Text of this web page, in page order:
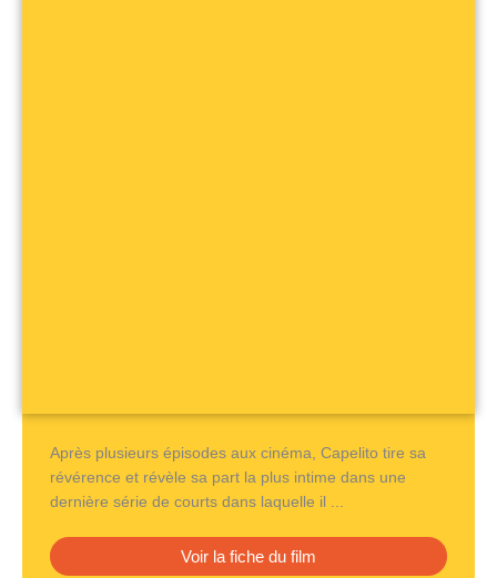
Après plusieurs épisodes aux cinéma, Capelito tire sa
révérence et révèle sa part la plus intime dans une
dernière série de courts dans laquelle il ...
Voir la fiche du film